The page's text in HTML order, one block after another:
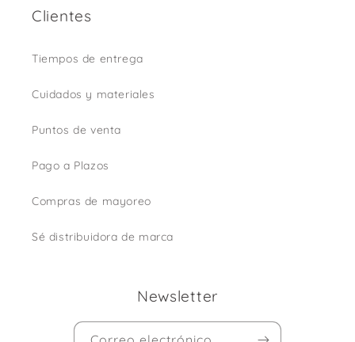
Clientes
Tiempos de entrega
Cuidados y materiales
Puntos de venta
Pago a Plazos
Compras de mayoreo
Sé distribuidora de marca
Newsletter